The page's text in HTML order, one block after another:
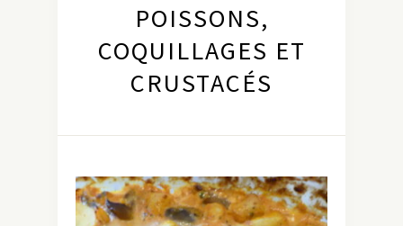
POISSONS,
COQUILLAGES ET
CRUSTACÉS